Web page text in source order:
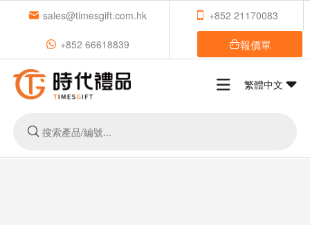
sales@timesgift.com.hk +852 21170083
+852 66618839 報價單
繁體中文